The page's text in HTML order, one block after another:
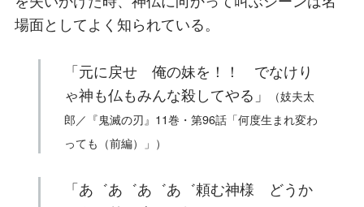
場面としてよく知られている。
「元に戻せ 俺の妹を！！ でなけり
ゃ神も仏もみんな殺してやる」
（妓夫太
郎／『鬼滅の刃』11巻・第96話「何度生まれ変わ
っても（前編）」）
「あ゛あ゛あ゛あ゛頼む神様 どうか